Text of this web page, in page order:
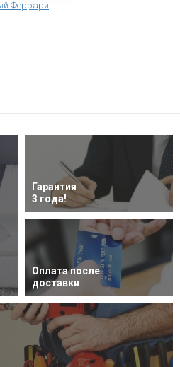
Феррари
Гарантия
3 года!
Оплата после
доставки